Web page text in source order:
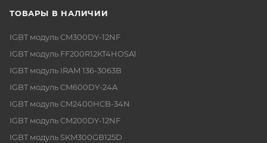
ТОВАРЫ В НАЛИЧИИ
IGBT модуль CM300DY-12NF
IGBT модуль FF200R12KT4HOSA1
IGBT модуль IRAM 136-3063B
IGBT модуль CM600DY-24A
IGBT модуль CM2400HCB-34N
IGBT модуль CM200DY-12NF
IGBT модуль SKM300GB125D